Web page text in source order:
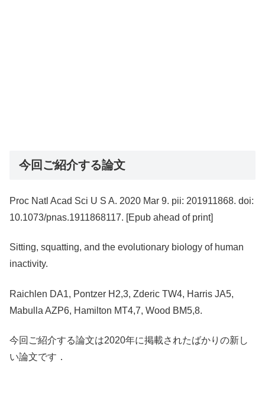
今回ご紹介する論文
Proc Natl Acad Sci U S A. 2020 Mar 9. pii: 201911868. doi:
10.1073/pnas.1911868117. [Epub ahead of print]
Sitting, squatting, and the evolutionary biology of human
inactivity.
Raichlen DA1, Pontzer H2,3, Zderic TW4, Harris JA5,
Mabulla AZP6, Hamilton MT4,7, Wood BM5,8.
今回ご紹介する論文は2020年に掲載されたばかりの新し
い論文です．